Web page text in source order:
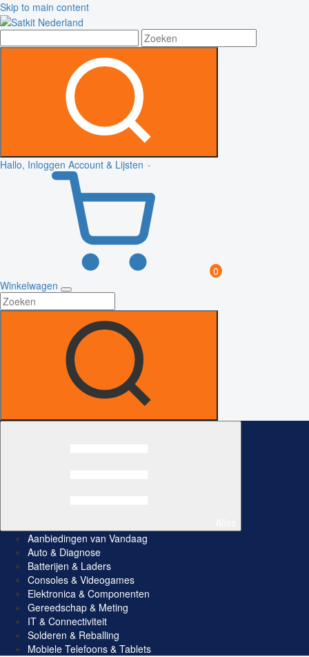
Skip to main content
Hallo, Inloggen Account & Lijsten
0
Winkelwagen
Aanbiedingen van Vandaag
Auto & Diagnose
Batterijen & Laders
Consoles & Videogames
Elektronica & Componenten
Gereedschap & Meting
IT & Connectiviteit
Solderen & Reballing
Mobiele Telefoons & Tablets